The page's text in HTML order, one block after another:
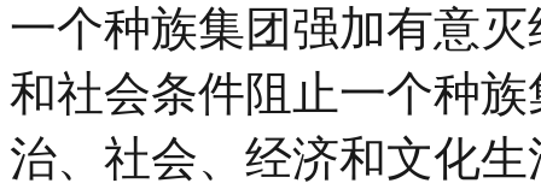
一个种族集团强加有意
和社会条件阻止一个种
治、社会、经济和文化